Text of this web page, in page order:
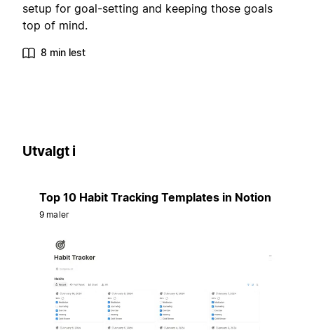
setup for goal-setting and keeping those goals
top of mind.
8 min lest
Utvalgt i
Top 10 Habit Tracking Templates in Notion
9 maler